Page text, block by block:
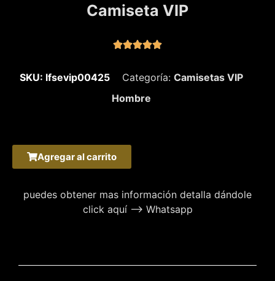
Camiseta VIP

SKU: lfsevip00425 Categoría: Camisetas VIP
Hombre
Agregar al carrito
puedes obtener mas información detalla dándole
click aquí –> Whatsapp